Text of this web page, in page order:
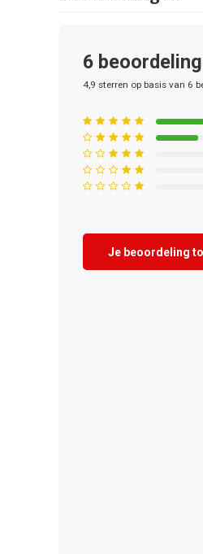
6
4,9 sterren op basis van 6
Je beoordeling